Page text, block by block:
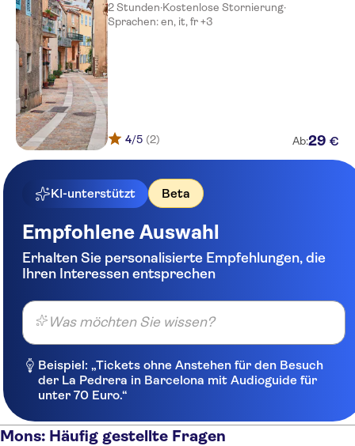
2 Stunden·Kostenlose Stornierung·
Sprachen: en, it, fr +3
4/5 (2) Ab:29 €
KI-unterstützt Beta
Empfohlene Auswahl
Erhalten Sie personalisierte Empfehlungen, die
Ihren Interessen entsprechen
Was möchten Sie wissen?
Beispiel: „Tickets ohne Anstehen für den Besuch
der La Pedrera in Barcelona mit Audioguide für
unter 70 Euro.“
Mons: Häufig gestellte Fragen